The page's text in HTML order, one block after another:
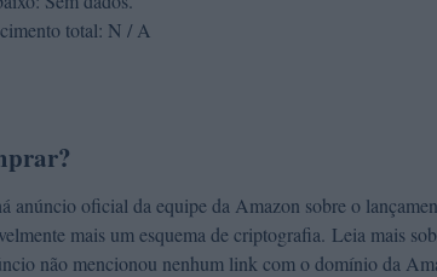
total: N / A
anúncio oficial da equipe da Amazon sobre o
mais um esquema de criptografia. Leia mais
não mencionou nenhum link com o domínio da